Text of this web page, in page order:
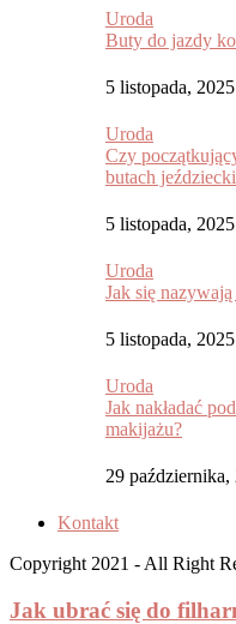
Uroda
Buty do jazdy
5 listopada, 2025
Uroda
Czy
butach
5 listopada, 2025
Uroda
Jak się
5 listopada, 2025
Uroda
Jak nakładać
makijażu?
29 października,
Kontakt
Copyright 2021 - All Right
Jak ubrać się do